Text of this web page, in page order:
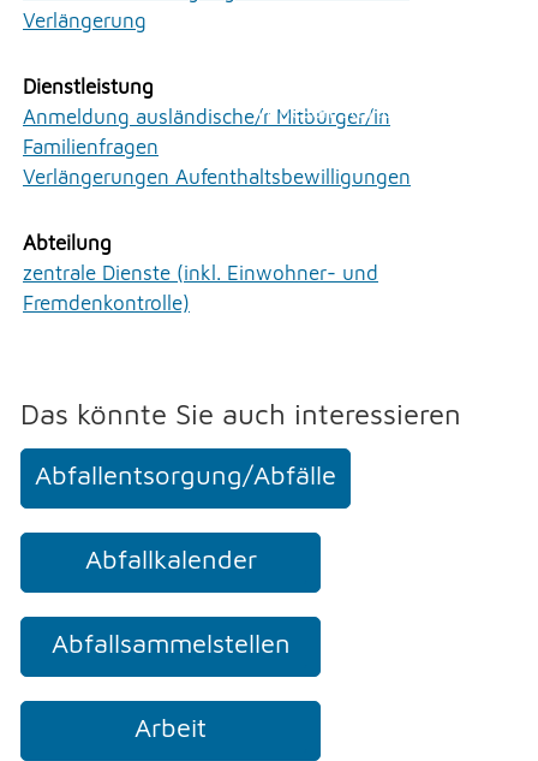
Vorlesen starten
Praktisches
Soziales
Staat und Recht
Umwelt und Bauen
UMWELT
NOTFALL
TELEFON
Verlängerung
Dienstleistung
Anmeldung ausländische/r Mitbürger/in
Familienfragen
Verlängerungen Aufenthaltsbewilligungen
Abteilung
zentrale Dienste (inkl. Einwohner- und
Fremdenkontrolle)
Das könnte Sie auch interessieren
Abfallentsorgung/Abfälle
Abfallkalender
Abfallsammelstellen
Arbeit